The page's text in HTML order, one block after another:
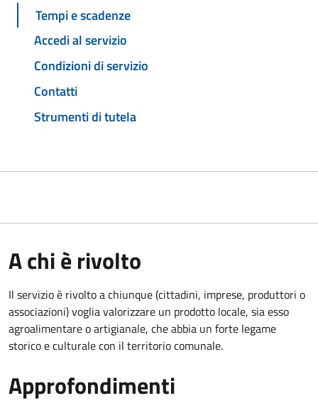
Tempi e scadenze
Accedi al servizio
Condizioni di servizio
Contatti
Strumenti di tutela
A chi è rivolto
Il servizio è rivolto a chiunque (cittadini, imprese, produttori o
associazioni) voglia valorizzare un prodotto locale, sia esso
agroalimentare o artigianale, che abbia un forte legame
storico e culturale con il territorio comunale.
Approfondimenti